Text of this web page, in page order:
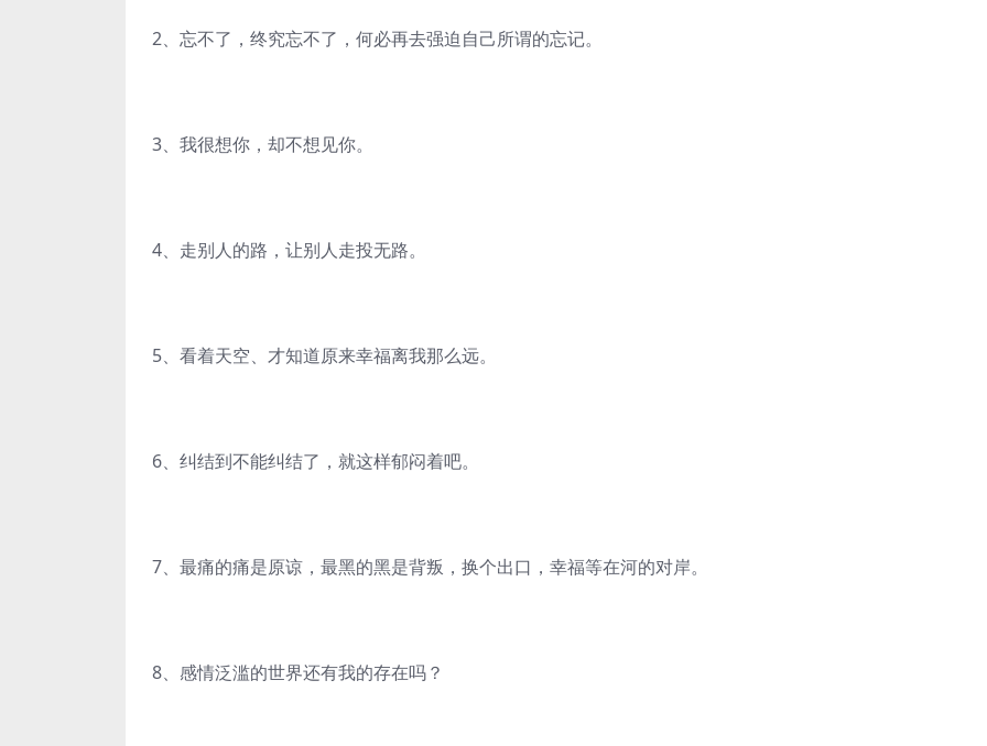
2、忘不了，终究忘不了，何必再去强迫自己所谓的忘记。
3、我很想你，却不想见你。
4、走别人的路，让别人走投无路。
5、看着天空、才知道原来幸福离我那么远。
6、纠结到不能纠结了，就这样郁闷着吧。
7、最痛的痛是原谅，最黑的黑是背叛，换个出口，幸福等在河的对岸。
8、感情泛滥的世界还有我的存在吗？